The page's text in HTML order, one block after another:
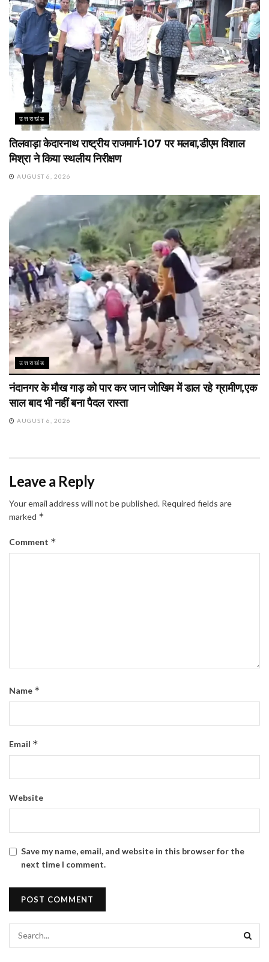
उत्तराखंड
तिलवाड़ा केदारनाथ राष्ट्रीय राजमार्ग-107 पर मलबा,डीएम विशाल
मिश्रा ने किया स्थलीय निरीक्षण
AUGUST 6, 2026
उत्तराखंड
नंदानगर के मौख गाड़ को पार कर जान जोखिम में डाल रहे ग्रामीण,एक
साल बाद भी नहीं बना पैदल रास्ता
AUGUST 6, 2026
Leave a Reply
Your email address will not be published. Required fields are
marked *
Comment *
Name *
Email *
Website
Save my name, email, and website in this browser for the
next time I comment.